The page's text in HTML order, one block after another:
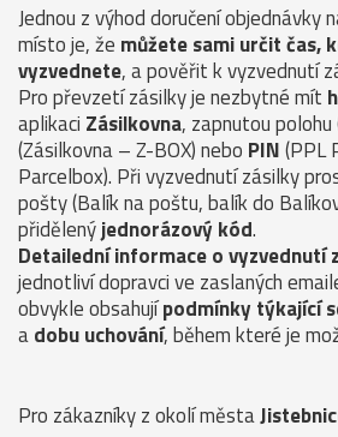
Jednou z výhod doručení objednávky
místo je, že můžete sami určit čas,
vyzvednete, a pověřit k vyzvednutí
Pro převzetí zásilky je nezbytné mít
aplikaci Zásilkovna, zapnutou
(Zásilkovna – Z-BOX) nebo PIN(PPL
Parcelbox). Při vyzvednutí zásilky
pošty (Balík na poštu, balík do
přidělenýjednorázový kód.
Detailední informace o vyzvednutí
jednotliví dopravci ve zaslaných
obvykle obsahujípodmínky týkající
adobu uchování, během které je
Pro zákazníky z okolí města